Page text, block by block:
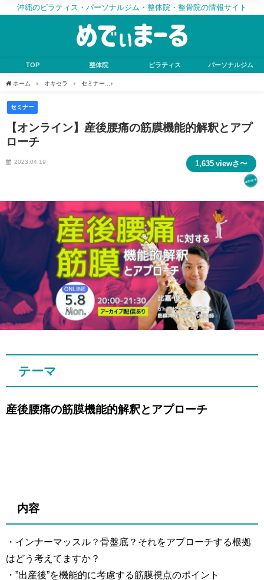
沖縄のピラティス・パーソナルジム・整体院・整骨院の情報サイト
TOP 整体院 ピラティス パーソナルジム
ホーム オキセラ セミナー
セミナー
【オンライン】産後腰痛の筋膜機能的解釈とアプ
ローチ
2023.04.19 1,635 viewさ〜
テーマ
産後腰痛の筋膜機能的解釈とアプローチ
内容
・インナーマッスル？骨盤底？それをアプローチする根拠
はどう考えてますか？
・”出産後”を機能的に考慮する筋膜視点のポイント